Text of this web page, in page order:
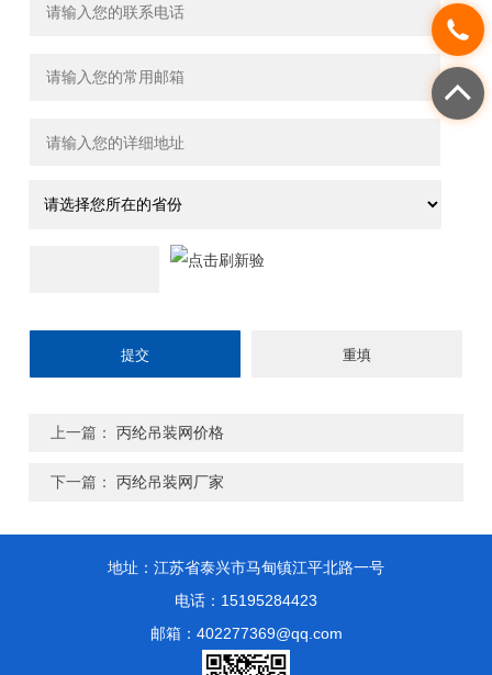
上一篇：丙纶吊装网价格
下一篇：丙纶吊装网厂家
地址：江苏省泰兴市马甸镇江平北路一号
电话：15195284423
邮箱：402277369@qq.com